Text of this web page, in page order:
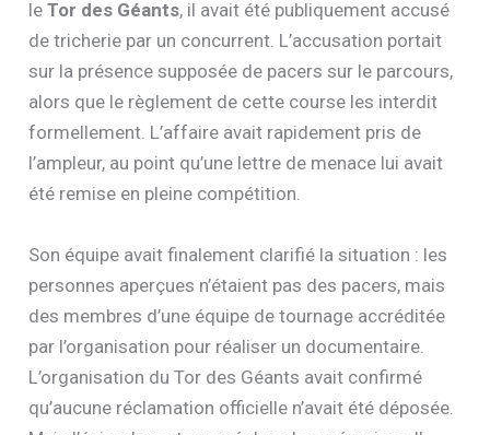
leTor des Géants, il avait été publiquement accusé
de tricherie par un concurrent. L’accusation portait
sur la présence supposée de pacers sur le parcours,
alors que le règlement de cette course les interdit
formellement. L’affaire avait rapidement pris de
l’ampleur, au point qu’une lettre de menace lui avait
été remise en pleine compétition.
Son équipe avait finalement clarifié la situation : les
personnes aperçues n’étaient pas des pacers, mais
des membres d’une équipe de tournage accréditée
par l’organisation pour réaliser un documentaire.
L’organisation du Tor des Géants avait confirmé
qu’aucune réclamation officielle n’avait été déposée.